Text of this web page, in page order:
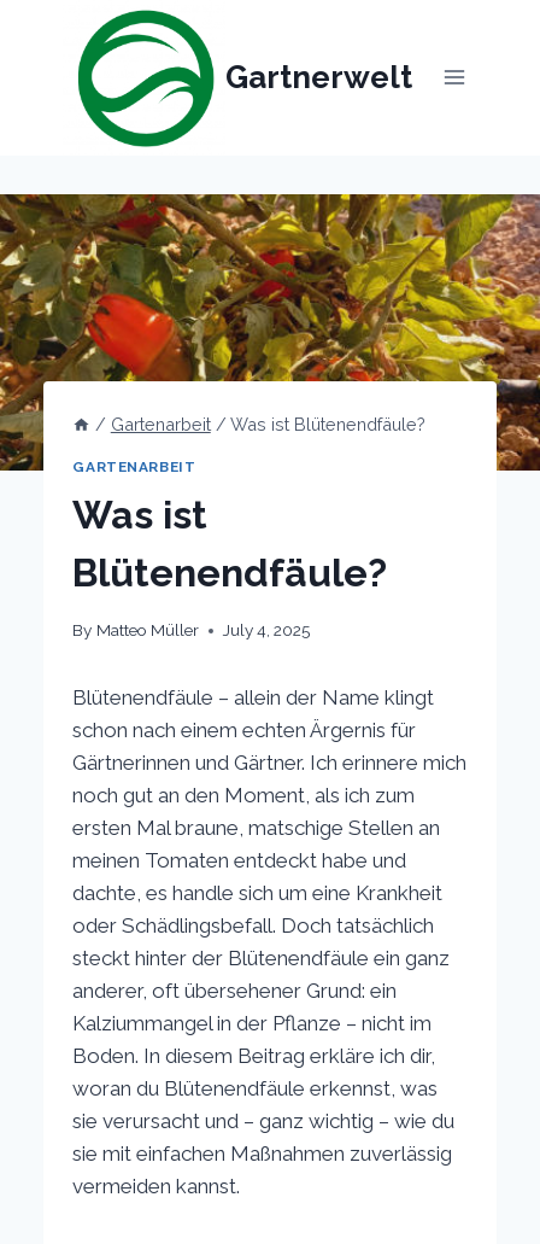
Gartnerwelt
/ Gartenarbeit / Was ist Blütenendfäule?
GARTENARBEIT
Was ist
Blütenendfäule?
By Matteo Müller July 4, 2025
Blütenendfäule – allein der Name klingt
schon nach einem echten Ärgernis für
Gärtnerinnen und Gärtner. Ich erinnere mich
noch gut an den Moment, als ich zum
ersten Mal braune, matschige Stellen an
meinen Tomaten entdeckt habe und
dachte, es handle sich um eine Krankheit
oder Schädlingsbefall. Doch tatsächlich
steckt hinter der Blütenendfäule ein ganz
anderer, oft übersehener Grund: ein
Kalziummangel in der Pflanze – nicht im
Boden. In diesem Beitrag erkläre ich dir,
woran du Blütenendfäule erkennst, was
sie verursacht und – ganz wichtig – wie du
sie mit einfachen Maßnahmen zuverlässig
vermeiden kannst.